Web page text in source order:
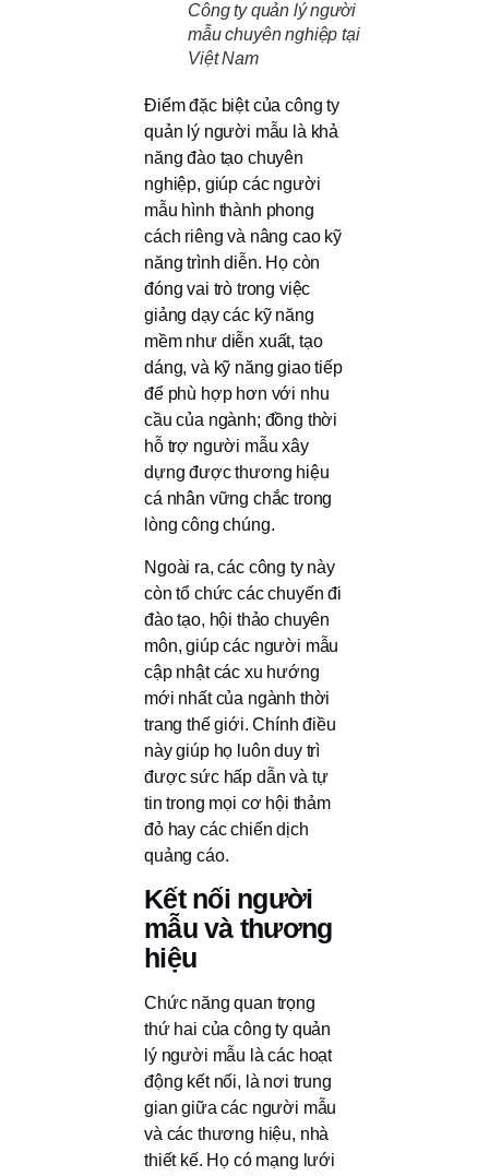
Công ty quản lý người
mẫu chuyên nghiệp tại
Việt Nam
Điểm đặc biệt của công ty
quản lý người mẫu là khả
năng đào tạo chuyên
nghiệp, giúp các người
mẫu hình thành phong
cách riêng và nâng cao kỹ
năng trình diễn. Họ còn
đóng vai trò trong việc
giảng dạy các kỹ năng
mềm như diễn xuất, tạo
dáng, và kỹ năng giao tiếp
để phù hợp hơn với nhu
cầu của ngành; đồng thời
hỗ trợ người mẫu xây
dựng được thương hiệu
cá nhân vững chắc trong
lòng công chúng.
Ngoài ra, các công ty này
còn tổ chức các chuyến đi
đào tạo, hội thảo chuyên
môn, giúp các người mẫu
cập nhật các xu hướng
mới nhất của ngành thời
trang thế giới. Chính điều
này giúp họ luôn duy trì
được sức hấp dẫn và tự
tin trong mọi cơ hội thảm
đỏ hay các chiến dịch
quảng cáo.
Kết nối người
mẫu và thương
hiệu
Chức năng quan trọng
thứ hai của công ty quản
lý người mẫu là các hoạt
động kết nối, là nơi trung
gian giữa các người mẫu
và các thương hiệu, nhà
thiết kế. Họ có mạng lưới